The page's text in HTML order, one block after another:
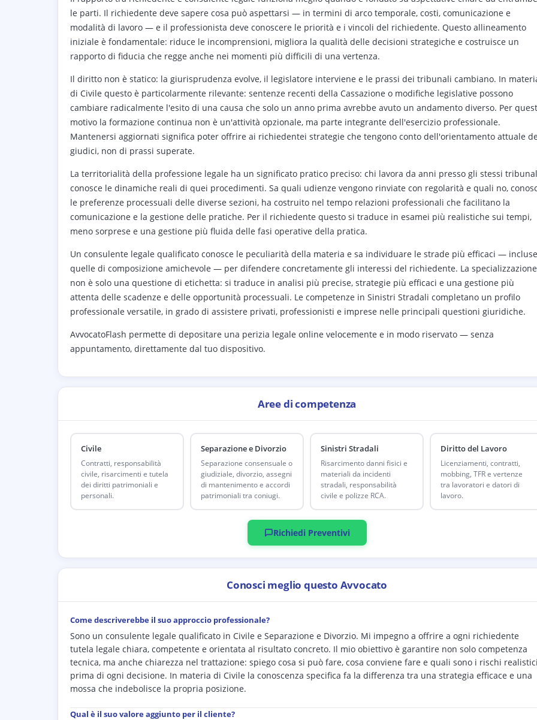
le parti. Il richiedente deve sapere cosa può aspettarsi — in termini di arco temporale, costi, comunicazione e
modalità di lavoro — e il professionista deve conoscere le priorità e i vincoli del richiedente. Questo allineamento
iniziale è fondamentale: riduce le incomprensioni, migliora la qualità delle decisioni strategiche e costruisce un
rapporto di fiducia che regge anche nei momenti più difficili di una vertenza.
Il diritto non è statico: la giurisprudenza evolve, il legislatore interviene e le prassi dei tribunali cambiano. In
di Civile questo è particolarmente rilevante: sentenze recenti della Cassazione o modifiche legislative possono
cambiare radicalmente l'esito di una causa che solo un anno prima avrebbe avuto un andamento diverso. Per
motivo la formazione continua non è un'attività opzionale, ma parte integrante dell'esercizio professionale.
Mantenersi aggiornati significa poter offrire ai richiedentei strategie che tengono conto dell'orientamento attuale
giudici, non di prassi superate.
La territorialità della professione legale ha un significato pratico preciso: chi lavora da anni presso gli stessi
conosce le dinamiche reali di quei procedimenti. Sa quali udienze vengono rinviate con regolarità e quali no,
le preferenze processuali delle diverse sezioni, ha costruito nel tempo relazioni professionali che facilitano la
comunicazione e la gestione delle pratiche. Per il richiedente questo si traduce in esamei più realistiche sui tempi,
meno sorprese e una gestione più fluida delle fasi operative della pratica.
Un consulente legale qualificato conosce le peculiarità della materia e sa individuare le strade più efficaci — incluse
quelle di composizione amichevole — per difendere concretamente gli interessi del richiedente. La specializzazione
non è solo una questione di etichetta: si traduce in analisi più precise, strategie più efficaci e una gestione più
attenta delle scadenze e delle opportunità processuali. Le competenze in Sinistri Stradali completano un profilo
professionale versatile, in grado di assistere privati, professionisti e imprese nelle principali questioni giuridiche.
AvvocatoFlash permette di depositare una perizia legale online velocemente e in modo riservato — senza
appuntamento, direttamente dal tuo dispositivo.
Aree di competenza
Civile
Contratti, responsabilità
civile, risarcimenti e tutela
dei diritti patrimoniali e
personali.
Separazione e Divorzio
Separazione consensuale o
giudiziale, divorzio, assegni
di mantenimento e accordi
patrimoniali tra coniugi.
Sinistri Stradali
Risarcimento danni fisici e
materiali da incidenti
stradali, responsabilità
civile e polizze RCA.
Diritto del Lavoro
Licenziamenti, contratti,
mobbing, TFR e vertenze
tra lavoratori e datori di
lavoro.
Richiedi Preventivi
Conosci meglio questo Avvocato
Come descriverebbe il suo approccio professionale?
Sono un consulente legale qualificato in Civile e Separazione e Divorzio. Mi impegno a offrire a ogni richiedente
tutela legale chiara, competente e orientata al risultato concreto. Il mio obiettivo è garantire non solo competenza
tecnica, ma anche chiarezza nel trattazione: spiego cosa si può fare, cosa conviene fare e quali sono i rischi
prima di ogni decisione. In materia di Civile la conoscenza specifica fa la differenza tra una strategia efficace e una
mossa che indebolisce la propria posizione.
Qual è il suo valore aggiunto per il cliente?